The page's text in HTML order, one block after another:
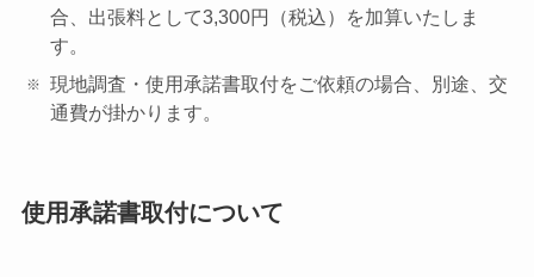
合、出張料として3,300円（税込）を加算いたしま
す。
現地調査・使用承諾書取付をご依頼の場合、別途、交
通費が掛かります。
使用承諾書取付について